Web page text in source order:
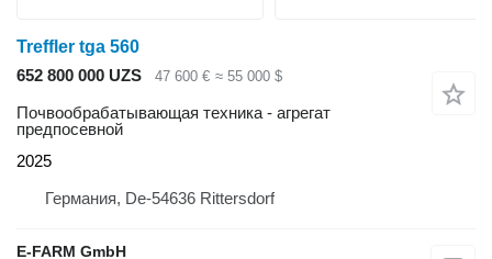
Treffler tga 560
652 800 000 UZS
47 600 € ≈ 55 000 $
Почвообрабатывающая техника - агрегат
предпосевной
2025
Германия, De-54636 Rittersdorf
E-FARM GmbH